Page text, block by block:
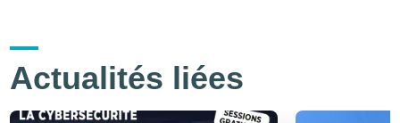
Actualités liées